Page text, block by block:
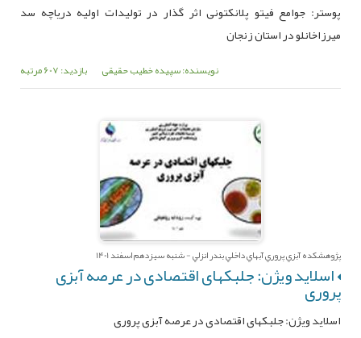
پوستر: جوامع فیتو پلانکتونی اثر گذار در تولیدات اولیه دریاچه سد
میرزاخانلو در استان زنجان
نویسنده: سپیده خطیب حقیقی بازدید: 607 مرتبه
پژوهشکده آبزي پروري آبهاي داخلي بندر انزلي - شنبه سیزدهم اسفند 1401
اسلاید ویژن: جلبکهای اقتصادی در عرصه آبزی
پروری
اسلاید ویژن: جلبکهای اقتصادی در عرصه آبزی پروری